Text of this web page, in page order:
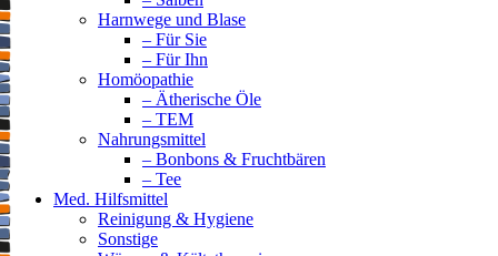
Harnwege und Blase
– Für Sie
– Für Ihn
Homöopathie
– Ätherische Öle
– TEM
Nahrungsmittel
– Bonbons & Fruchtbären
– Tee
Med. Hilfsmittel
Reinigung & Hygiene
Sonstige